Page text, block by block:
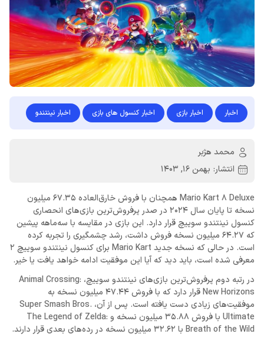
اخبار اخبار بازی اخبار کنسول های بازی اخبار نینتندو
محمد هژبر
انتشار: بهمن 16, 1403
Mario Kart 8 Deluxe همچنان با فروش خارق‌العاده 67.35 میلیون
نسخه تا پایان سال 2024 در صدر پرفروش‌ترین بازی‌های انحصاری
کنسول نینتندو سوییچ قرار دارد. این بازی در مقایسه با سه‌ماهه پیشین
که 64.27 میلیون نسخه فروش داشت، رشد چشمگیری را تجربه کرده
است. در حالی که نسخه جدید Mario Kart برای کنسول نینتندو سوییچ 2
معرفی شده است، باید دید که آیا این موفقیت ادامه خواهد یافت یا خیر.
در رتبه دوم پرفروش‌ترین بازی‌های نینتندو سوییچ، Animal Crossing:
New Horizons قرار دارد که با فروش 47.44 میلیون نسخه به
موفقیت‌های زیادی دست یافته است. پس از آن، Super Smash Bros.
Ultimate با فروش 35.88 میلیون نسخه و The Legend of Zelda:
Breath of the Wild با 32.62 میلیون نسخه در رده‌های بعدی قرار دارند.